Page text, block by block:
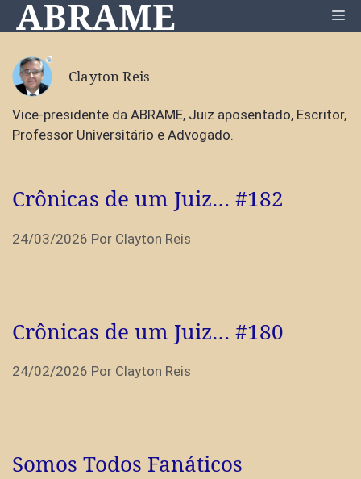
Pular
para
conteúdo
ABRAME
Clayton Reis
Vice-presidente da ABRAME, Juiz aposentado, Escritor,
Professor Universitário e Advogado.
Crônicas de um Juiz… #182
24/03/2026 Por Clayton Reis
Crônicas de um Juiz… #180
24/02/2026 Por Clayton Reis
Somos Todos Fanáticos